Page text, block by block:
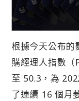
根據今天公布的
購經理人指數
至 50.3，為
了連續 16 個月